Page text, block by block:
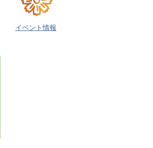
イベント情報